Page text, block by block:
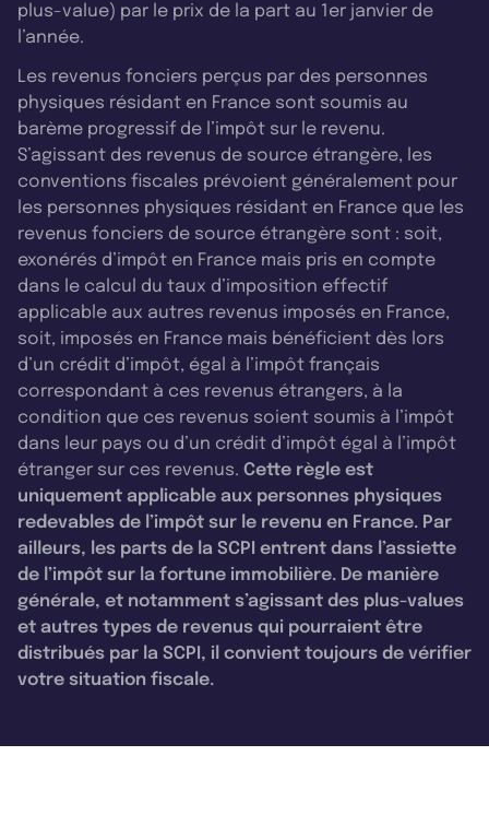
plus-value) par le prix de la part au 1er janvier de
l’année.
Les revenus fonciers perçus par des personnes
physiques résidant en France sont soumis au
barème progressif de l’impôt sur le revenu.
S’agissant des revenus de source étrangère, les
conventions fiscales prévoient généralement pour
les personnes physiques résidant en France que les
revenus fonciers de source étrangère sont : soit,
exonérés d’impôt en France mais pris en compte
dans le calcul du taux d’imposition effectif
applicable aux autres revenus imposés en France,
soit, imposés en France mais bénéficient dès lors
d’un crédit d’impôt, égal à l’impôt français
correspondant à ces revenus étrangers, à la
condition que ces revenus soient soumis à l’impôt
dans leur pays ou d’un crédit d’impôt égal à l’impôt
étranger sur ces revenus. Cette règle est
uniquement applicable aux personnes physiques
redevables de l’impôt sur le revenu en France. Par
ailleurs, les parts de la SCPI entrent dans l’assiette
de l’impôt sur la fortune immobilière. De manière
générale, et notamment s’agissant des plus-values
et autres types de revenus qui pourraient être
distribués par la SCPI, il convient toujours de vérifier
votre situation fiscale.